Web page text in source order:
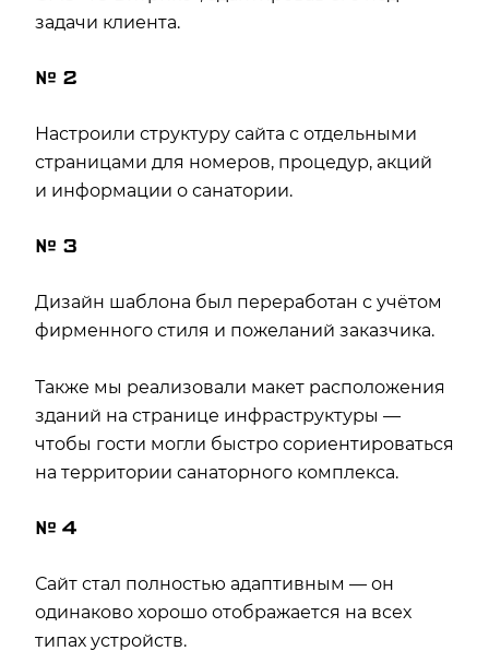
задачи клиента.
№ 2
Настроили структуру сайта с отдельными
страницами для номеров, процедур, акций
и информации о санатории.
№ 3
Дизайн шаблона был переработан с учётом
фирменного стиля и пожеланий заказчика.
Также мы реализовали макет расположения
зданий на странице инфраструктуры —
чтобы гости могли быстро сориентироваться
на территории санаторного комплекса.
№ 4
Сайт стал полностью адаптивным — он
одинаково хорошо отображается на всех
типах устройств.